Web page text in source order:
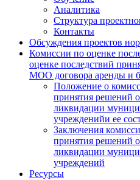
Аналитика
Структура
Контакты
Обсуждения проектов
Комиссии по оценке
оценке последствий
МОО договора аренды и
Положение о
принятия решений
ликвидации
учрежденийи ее
Заключения
принятия решений
ликвидации
учреждений
Ресурсы